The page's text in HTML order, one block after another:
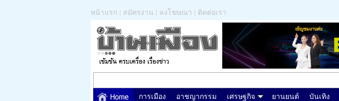
หน้าแรก สมัครงาน ลงโฆษณา ติดต่อเรา
การเมือง อาชญากรรม เศรษฐกิจ ยานยนต์ บันเทิง